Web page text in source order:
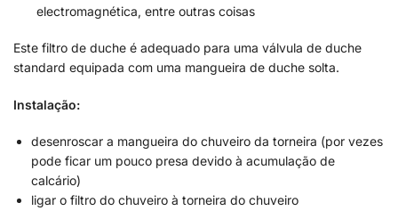
electromagnética, entre outras coisas
Este filtro de duche é adequado para uma válvula de duche
standard equipada com uma mangueira de duche solta.
Instalação:
desenroscar a mangueira do chuveiro da torneira (por vezes
pode ficar um pouco presa devido à acumulação de
calcário)
ligar o filtro do chuveiro à torneira do chuveiro